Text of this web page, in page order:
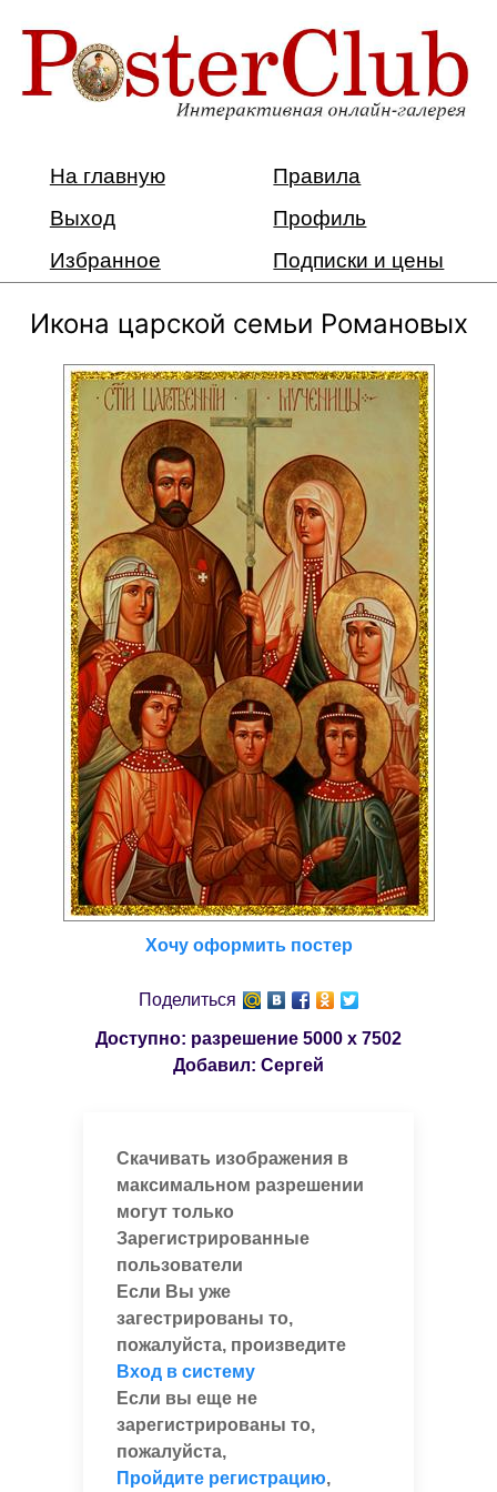
На главную
Правила
Выход
Профиль
Избранное
Подписки и цены
Икона царской семьи Романовых
Хочу оформить постер
Поделиться
Доступно: разрешение 5000 x 7502
Добавил: Сергей
Скачивать изображения в
максимальном разрешении
могут только
Зарегистрированные
пользователи
Если Вы уже
загестрированы то,
пожалуйста, произведите
Вход в систему
Если вы еще не
зарегистрированы то,
пожалуйста,
Пройдите регистрацию,